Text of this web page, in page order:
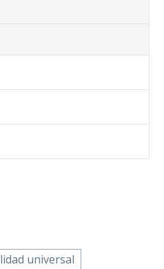
universal